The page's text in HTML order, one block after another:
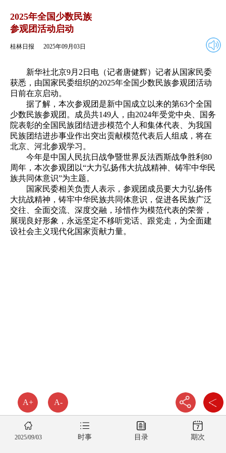
A+ A-
2025年09月03日
2025年全国少数民族
参观团活动启动
桂林日报 2025年09月03日
新华社北京9月2日电（记者唐健辉）记者从国家民委
获悉，由国家民委组织的2025年全国少数民族参观团活动
日前在京启动。
据了解，本次参观团是新中国成立以来的第63个全国
少数民族参观团。成员共149人，由2024年受党中央、国务
院表彰的全国民族团结进步模范个人和集体代表、为我国
民族团结进步事业作出突出贡献模范代表后人组成，将在
北京、河北参观学习。
今年是中国人民抗日战争暨世界反法西斯战争胜利80
周年，本次参观团以“大力弘扬伟大抗战精神、铸牢中华民
族共同体意识”为主题。
国家民委相关负责人表示，参观团成员要大力弘扬伟
大抗战精神，铸牢中华民族共同体意识，促进各民族广泛
交往、全面交流、深度交融，珍惜作为模范代表的荣誉，
展现良好形象，永远坚定不移听党话、跟党走，为全面建
设社会主义现代化国家贡献力量。
2025/09/03 时事 目录 期次